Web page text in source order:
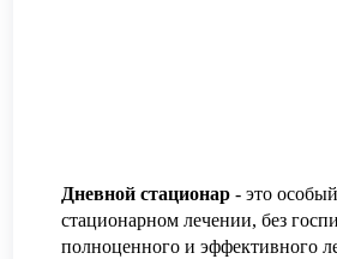
Дневной стационар - это
стационарном лечении, без
полноценного и эффективного